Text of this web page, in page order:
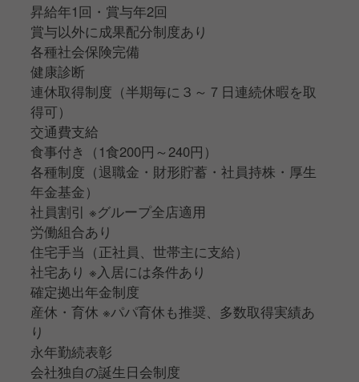
昇給年1回・賞与年2回
賞与以外に成果配分制度あり
各種社会保険完備
健康診断
連休取得制度（半期毎に３～７日連続休暇を取
得可）
交通費支給
食事付き（1食200円～240円）
各種制度（退職金・財形貯蓄・社員持株・厚生
年金基金）
社員割引 ※グループ全店適用
労働組合あり
住宅手当（正社員、世帯主に支給）
社宅あり ※入居には条件あり
確定拠出年金制度
産休・育休 ※パパ育休も推奨、多数取得実績あ
り
永年勤続表彰
会社独自の誕生日会制度